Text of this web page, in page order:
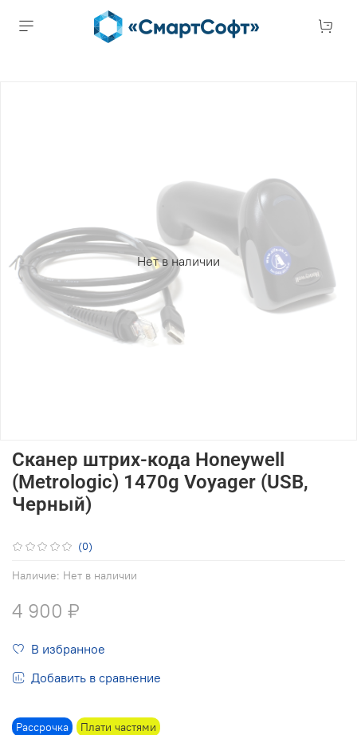
Нет в наличии
(0)
Наличие: Нет в наличии
Рассрочка Плати частями
Сканер штрих-кода Honeywell
(Metrologic) 1470g Voyager (USB,
Черный)
4 900 ₽
В избранное
Добавить в сравнение